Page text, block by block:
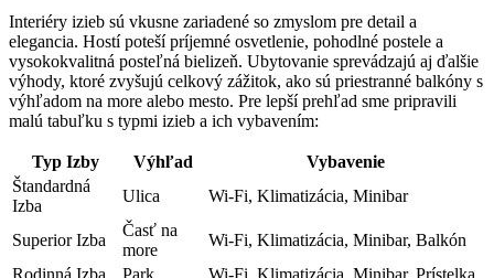
Interiéry izieb sú vkusne zariadené so zmyslom pre detail a
elegancia. Hostí poteší príjemné osvetlenie, pohodlné postele a
vysokokvalitná posteľná bielizeň. Ubytovanie sprevádzajú aj ďalšie
výhody, ktoré zvyšujú celkový zážitok, ako sú priestranné balkóny s
výhľadom na more alebo mesto. Pre lepší prehľad sme pripravili
malú tabuľku s typmi izieb a ich vybavením:
Typ Izby Výhľad
Vybavenie
Štandardná
Izba
Ulica Wi-Fi, Klimatizácia, Minibar
Superior Izba
Časť na
more
Wi-Fi, Klimatizácia, Minibar, Balkón